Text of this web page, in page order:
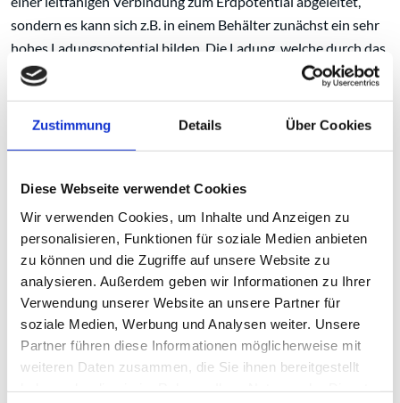
Zustimmung Details Über Cookies
Diese Webseite verwendet Cookies
Wir verwenden Cookies, um Inhalte und Anzeigen zu
personalisieren, Funktionen für soziale Medien anbieten
zu können und die Zugriffe auf unsere Website zu
analysieren. Außerdem geben wir Informationen zu Ihrer
Verwendung unserer Website an unsere Partner für
soziale Medien, Werbung und Analysen weiter. Unsere
Partner führen diese Informationen möglicherweise mit
weiteren Daten zusammen, die Sie ihnen bereitgestellt
sondern es kann sich z.B. in einem Behälter zunächst ein sehr
hohes Ladungspotential bilden. Die Ladung, welche durch das
Zusammenfallen des aufgeladenen Staubes entsteht ist nicht
geerdeten Behälterwand hin zündwirksame
hybride Gemische entzünden. Deshalb ist das Saugen von
nicht leitfähigen Stäuben in Gas- Ex-Bereichen ohne
zusätzliche Sicherheitsmaßnahmen untersagt. (Für weitere
Informationen fordern Sie unsere Datenblatt „Fragen zu nicht
leitfähigen Stäuben“ an.)“
*Der Grenzwert für Schüttgüter liegt bei einem spezifischen
Widerstand ≤ 1*10^8 Ωm (siehe auch TRBS 727, Kap. 6.3). Für
Schüttgüter mit einem höheren spezifischen Widerstand ist
das Entstehen von zünd-wirksamen Büschelentladungen